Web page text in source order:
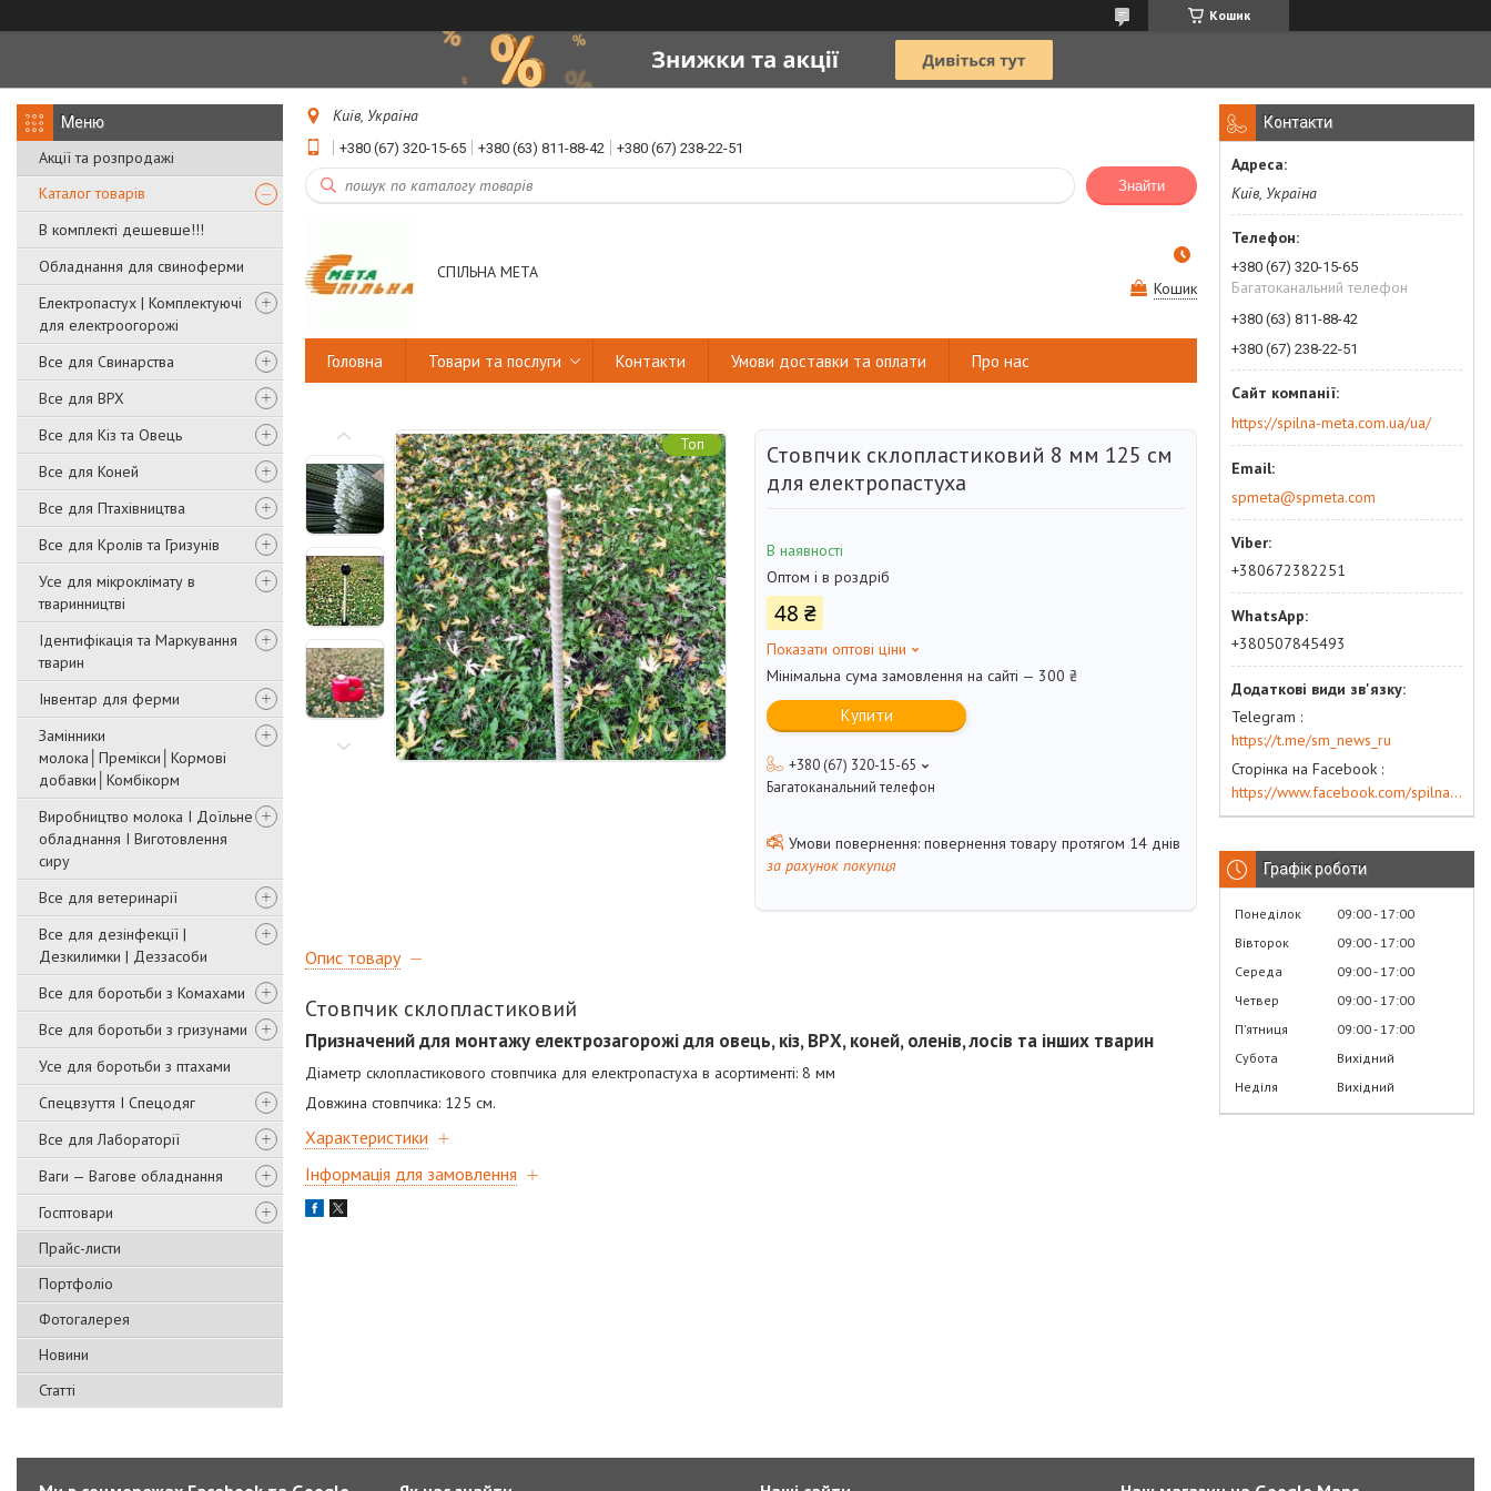
Кошик
Акції та розпродажі
Каталог товарів
В комплекті дешевше!!!
Обладнання для свиноферми
Електропастух | Комплектуючі
для електроогорожі
Все для Свинарства
Все для ВРХ
Все для Кіз та Овець
Все для Коней
Все для Птахівництва
Все для Кролів та Гризунів
Усе для мікроклімату в
тваринництві
Ідентифікація та Маркування
тварин
Інвентар для ферми
Замінники
молока│Премікси│Кормові
добавки│Комбікорм
Виробництво молока І Доїльне
обладнання І Виготовлення
сиру
Все для ветеринарії
Все для дезінфекції |
Дезкилимки | Деззасоби
Все для боротьби з Комахами
Все для боротьби з гризунами
Усе для боротьби з птахами
Спецвзуття І Спецодяг
Все для Лабораторії
Ваги — Вагове обладнання
Госптовари
Прайс-листи
Портфоліо
Фотогалерея
Новини
Статті
Київ, Україна
+380 (67) 320-15-65 +380 (63) 811-88-42 +380 (67) 238-22-51
Знайти
СПІЛЬНА МЕТА
Кошик
Головна Товари та послуги Контакти Умови доставки та оплати Про нас
Топ
Стовпчик склопластиковий 8 мм 125 см
для електропастуха
В наявності
Оптом і в роздріб
48 ₴
Показати оптові ціни
Мінімальна сума замовлення на сайті — 300 ₴
Купити
+380 (67) 320-15-65
Багатоканальний телефон
повернення товару протягом 14 днів
за рахунок покупця
Опис товару
Стовпчик склопластиковий
Призначений для монтажу електрозагорожі для овець, кіз, ВРХ, коней, оленів, лосів та інших тварин
Діаметр склопластикового стовпчика для електропастуха в асортименті: 8 мм
Довжина стовпчика: 125 см.
Характеристики
Інформація для замовлення
Контакти
Київ, Україна
+380 (67) 320-15-65
Багатоканальний телефон
+380 (63) 811-88-42
+380 (67) 238-22-51
https://spilna-meta.com.ua/ua/
spmeta@spmeta.com
+380672382251
+380507845493
Telegram
https://t.me/sm_news_ru
Сторінка на Facebook
https://www.facebook.com/spilna.meta
Графік роботи
Понеділок 09:00 17:00
Вівторок
09:00 17:00
Середа
09:00 17:00
Четвер
09:00 17:00
Пʼятниця
09:00 17:00
Субота
Вихідний
Неділя
Вихідний